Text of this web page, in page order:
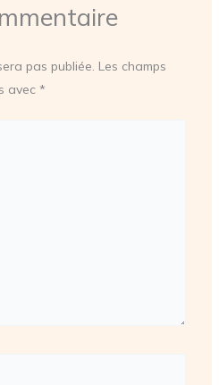
pas publiée. Les champs
avec *